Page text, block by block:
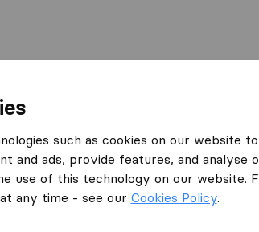
Schuwey Transports Sàrl
such as cookies on our website
and ads, provide features, and analyse
use of this technology on our website.
any time - see our Cookies Policy.